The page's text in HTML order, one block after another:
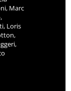
Marc
Loris